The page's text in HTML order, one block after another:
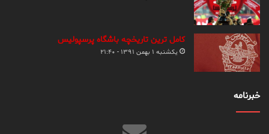
کامل ترین تاریخچه باشگاه پرسپولیس
یکشنبه ۱ بهمن ۱۳۹۱ - ۲۱:۴۰
خبرنامه